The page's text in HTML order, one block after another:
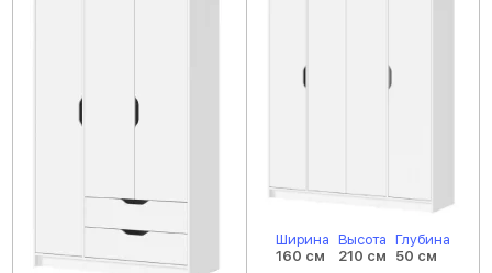
Ширина
160 см
Высота
210 см
Глубина
50 см